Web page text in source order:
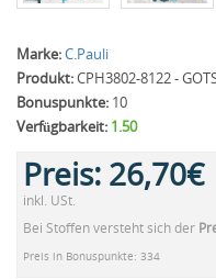
Marke:C.Pauli
Produkt:CPH3802-8122 -
Bonuspunkte: 10
Verfügbarkeit: 1.50
Preis: 26,70€
inkl. USt.
Bei Stoffen versteht sich der
Preis in Bonuspunkte: 334